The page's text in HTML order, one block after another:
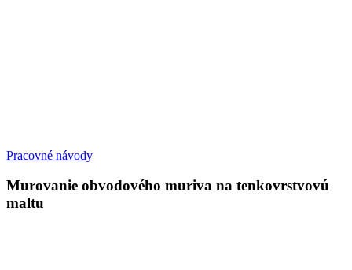
Pracovné návody
Murovanie obvodového muriva na tenkovrstvovú
maltu